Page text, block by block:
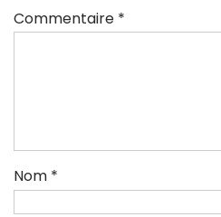
Commentaire *
Nom *